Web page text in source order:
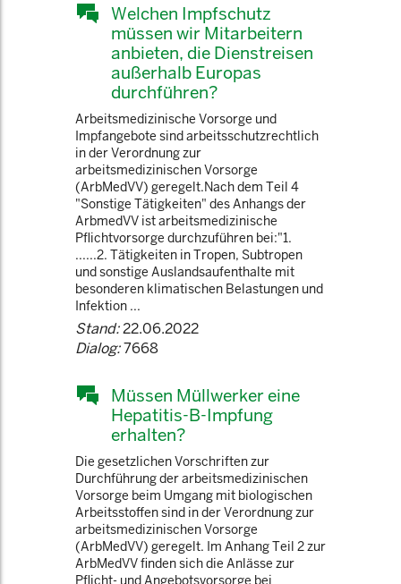
Welchen Impfschutz
müssen wir Mitarbeitern
anbieten, die Dienstreisen
außerhalb Europas
durchführen?
Arbeitsmedizinische Vorsorge und
Impfangebote sind arbeitsschutzrechtlich
in der Verordnung zur
arbeitsmedizinischen Vorsorge
(ArbMedVV) geregelt.Nach dem Teil 4
"Sonstige Tätigkeiten" des Anhangs der
ArbmedVV ist arbeitsmedizinische
Pflichtvorsorge durchzuführen bei:"1.
......2. Tätigkeiten in Tropen, Subtropen
und sonstige Auslandsaufenthalte mit
besonderen klimatischen Belastungen und
Infektion ...
Stand:22.06.2022
Dialog:7668
Müssen Müllwerker eine
Hepatitis-B-Impfung
erhalten?
Die gesetzlichen Vorschriften zur
Durchführung der arbeitsmedizinischen
Vorsorge beim Umgang mit biologischen
Arbeitsstoffen sind in der Verordnung zur
arbeitsmedizinischen Vorsorge
(ArbMedVV) geregelt. Im Anhang Teil 2 zur
ArbMedVV finden sich die Anlässe zur
Pflicht- und Angebotsvorsorge bei